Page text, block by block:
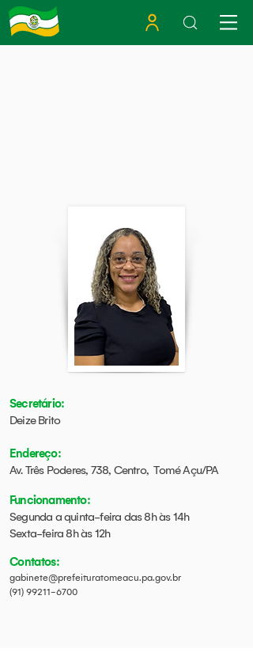
Secretário:
Deize Brito
Endereço:
Av. Três Poderes, 738, Centro, Tomé Açu/PA
Funcionamento:
Segunda a quinta-feira das 8h às 14h
Sexta-feira 8h às 12h
Contatos:
gabinete@prefeituratomeacu.pa.gov.br
(91) 99211-6700